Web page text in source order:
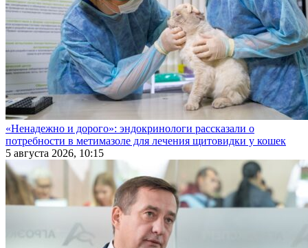
«Ненадежно и дорого»: эндокринологи рассказали о
потребности в метимазоле для лечения щитовидки у кошек
5 августа 2026, 10:15